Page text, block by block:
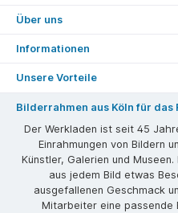
Über uns
Informationen
Unsere Vorteile
Bilderrahmen aus Köln für das
Der Werkladen ist seit 45
Einrahmungen von Bildern
Künstler, Galerien und
aus jedem Bild etwas
ausgefallenen Geschmack
Mitarbeiter eine passende